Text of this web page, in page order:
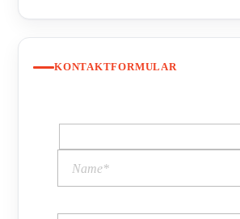
KONTAKTFORMULAR